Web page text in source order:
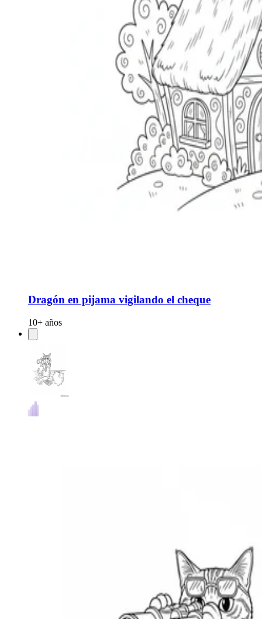
Dragón en pijama vigilando el cheque
10+ años